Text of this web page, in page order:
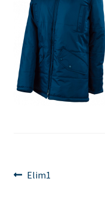
Forrige
Elim1